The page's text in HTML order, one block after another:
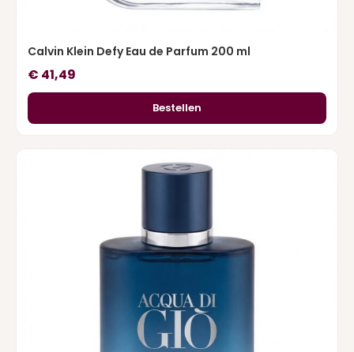
Calvin Klein Defy Eau de Parfum 200 ml
€ 41,49
Bestellen